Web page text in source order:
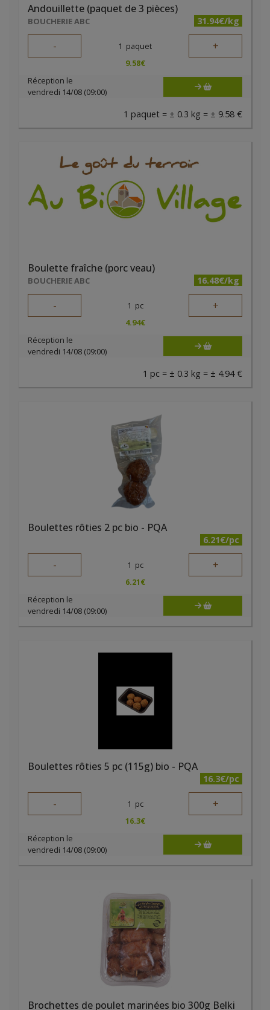
Andouillette (paquet de 3 pièces)
BOUCHERIE ABC 31.94€/kg
- 1 paquet +
9.58€
Réception le
vendredi 14/08 (09:00)
1 paquet = ± 0.3 kg = ± 9.58 €
Boulette fraîche (porc veau)
BOUCHERIE ABC 16.48€/kg
- 1 pc +
4.94€
Réception le
vendredi 14/08 (09:00)
1 pc = ± 0.3 kg = ± 4.94 €
Boulettes rôties 2 pc bio - PQA
6.21€/pc
- 1 pc +
6.21€
Réception le
vendredi 14/08 (09:00)
Boulettes rôties 5 pc (115g) bio - PQA
16.3€/pc
- 1 pc +
16.3€
Réception le
vendredi 14/08 (09:00)
Brochettes de poulet marinées bio 300g Belki